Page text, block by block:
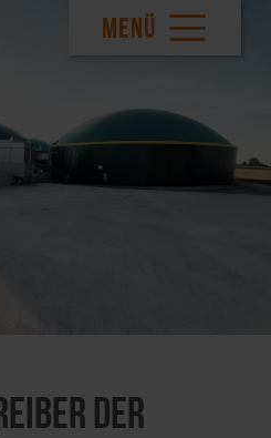
MENÜ
der